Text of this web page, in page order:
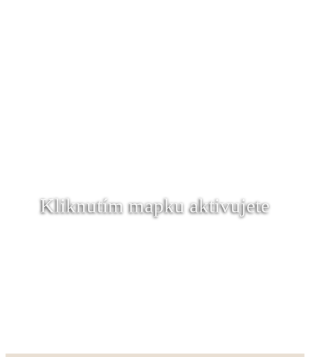
Kliknutím mapku aktivujete